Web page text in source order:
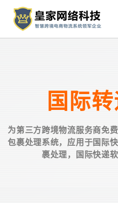
国际
为第三方跨境物流服务商免
包裹处理系统，应用于国际
裹处理，国际快递